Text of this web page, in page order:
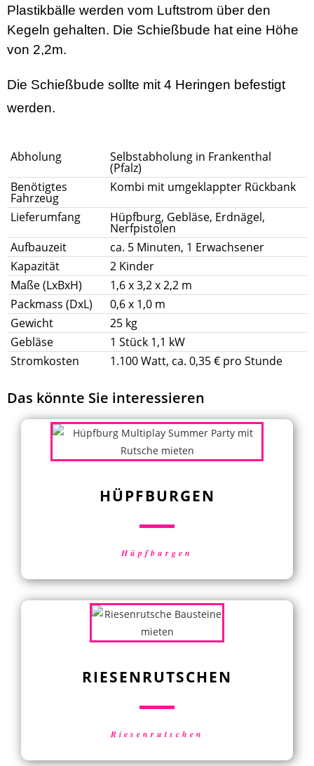
Plastikbälle werden vom Luftstrom über den
Kegeln gehalten. Die Schießbude hat eine Höhe
von 2,2m.
Die Schießbude sollte mit 4 Heringen befestigt
werden.
Abholung Selbstabholung in Frankenthal
(Pfalz)
Benötigtes
Fahrzeug
Kombi mit umgeklappter Rückbank
Lieferumfang
Hüpfburg, Gebläse, Erdnägel,
Nerfpistolen
Aufbauzeit
ca. 5 Minuten, 1 Erwachsener
Kapazität
2 Kinder
Maße (LxBxH)
1,6 x 3,2 x 2,2 m
Packmass (DxL)
0,6 x 1,0 m
Gewicht
25 kg
Gebläse
1 Stück 1,1 kW
Stromkosten
1.100 Watt, ca. 0,35 € pro Stunde
Das könnte Sie interessieren
HÜPFBURGEN
Hüpfburgen
RIESENRUTSCHEN
Riesenrutschen